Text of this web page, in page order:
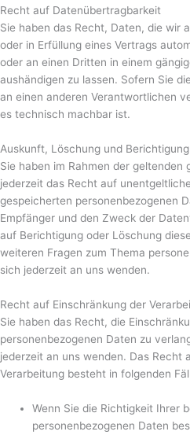
Recht auf Daten­übertrag­barkeit
Sie haben das Recht, Daten, die wir
oder in Erfüllung eines Vertrags
oder an einen Dritten in einem
aushändigen zu lassen. Sofern Sie
an einen anderen Verantwortlichen
es technisch machbar ist.
Auskunft, Löschung und Berichtigung
Sie haben im Rahmen der geltenden
jederzeit das Recht auf
gespeicherten personenbezogenen
Empfänger und den Zweck der
auf Berichtigung oder Löschung
weiteren Fragen zum Thema
sich jederzeit an uns wenden.
Recht auf Einschränkung der
Sie haben das Recht, die
personenbezogenen Daten zu
jederzeit an uns wenden. Das Recht
Verarbeitung besteht in folgenden
Wenn Sie die Richtigkeit Ihrer
personenbezogenen Daten